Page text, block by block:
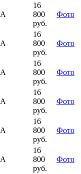
А
16
800
руб.
Фото
А
16
800
руб.
Фото
А
16
800
руб.
Фото
А
16
800
руб.
Фото
А
16
800
руб.
Фото
А
16
800
руб.
Фото